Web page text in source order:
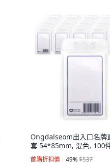
Ongdalseom出入口名牌
套 54*85mm, 混色, 100
首購折扣價 49%$537